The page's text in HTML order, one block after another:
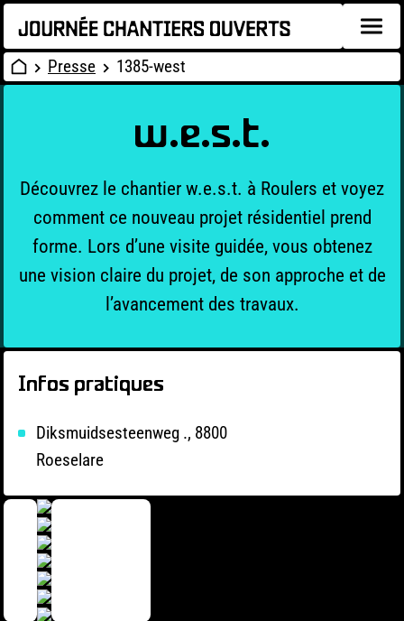
Presse 1385-west
w.e.s.t.
Découvrez le chantier w.e.s.t. à Roulers et voyez
comment ce nouveau projet résidentiel prend
forme. Lors d’une visite guidée, vous obtenez
une vision claire du projet, de son approche et de
l’avancement des travaux.
Infos pratiques
Diksmuidsesteenweg ., 8800
Roeselare